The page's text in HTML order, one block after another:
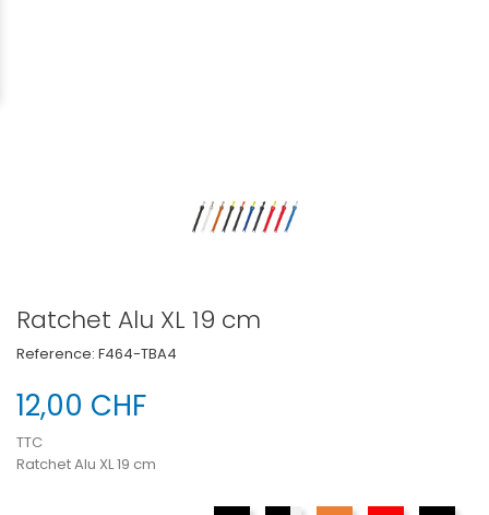
Ratchet Alu XL 19 cm
Reference: F464-TBA4
12,00 CHF
TTC
Ratchet Alu XL 19 cm